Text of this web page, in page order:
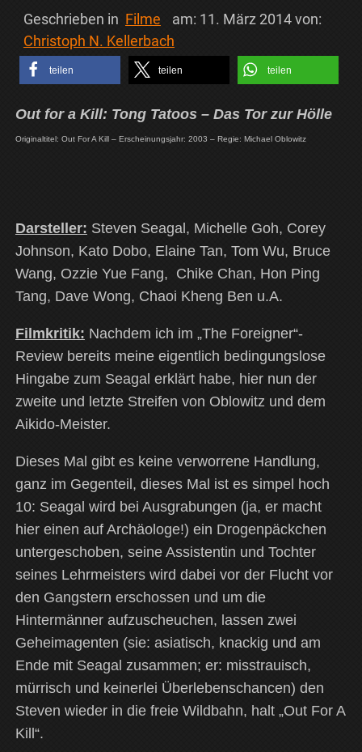
Geschrieben in Filme am: 11. März 2014von:
Christoph N. Kellerbach
teilen teilen teilen
Out for a Kill: Tong Tatoos – Das Tor zur Hölle
Originaltitel: Out For A Kill – Erscheinungsjahr: 2003 – Regie: Michael Oblowitz
Darsteller: Steven Seagal, Michelle Goh, Corey
Johnson, Kato Dobo, Elaine Tan, Tom Wu, Bruce
Wang, Ozzie Yue Fang, Chike Chan, Hon Ping
Tang, Dave Wong, Chaoi Kheng Ben u.A.
Filmkritik: Nachdem ich im „The Foreigner“-
Review bereits meine eigentlich bedingungslose
Hingabe zum Seagal erklärt habe, hier nun der
zweite und letzte Streifen von Oblowitz und dem
Aikido-Meister.
Dieses Mal gibt es keine verworrene Handlung,
ganz im Gegenteil, dieses Mal ist es simpel hoch
10: Seagal wird bei Ausgrabungen (ja, er macht
hier einen auf Archäologe!) ein Drogenpäckchen
untergeschoben, seine Assistentin und Tochter
seines Lehrmeisters wird dabei vor der Flucht vor
den Gangstern erschossen und um die
Hintermänner aufzuscheuchen, lassen zwei
Geheimagenten (sie: asiatisch, knackig und am
Ende mit Seagal zusammen; er: misstrauisch,
mürrisch und keinerlei Überlebenschancen) den
Steven wieder in die freie Wildbahn, halt „Out For A
Kill“.